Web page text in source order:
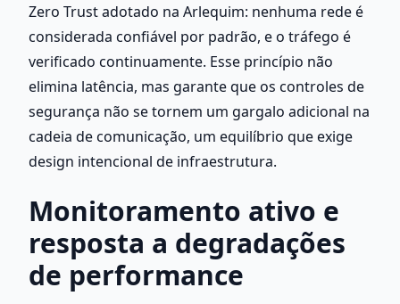
Zero Trust adotado na Arlequim: nenhuma rede é
considerada confiável por padrão, e o tráfego é
verificado continuamente. Esse princípio não
elimina latência, mas garante que os controles de
segurança não se tornem um gargalo adicional na
cadeia de comunicação, um equilíbrio que exige
design intencional de infraestrutura.
Monitoramento ativo e
resposta a degradações
de performance